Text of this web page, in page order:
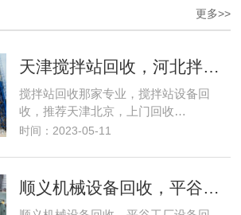
更多>>
天津搅拌站回收，河北拌合站回收，搅拌站设备拆除
搅拌站回收那家专业，搅拌站设备回
收，推荐天津北京，上门回收…
时间：2023-05-11
顺义机械设备回收，平谷工厂设备回收，专业回收拆除